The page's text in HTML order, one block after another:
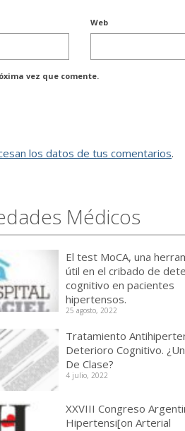
Web
vez que comente.
los datos de tus comentarios.
Médicos
El test MoCA, una
útil en el cribado de
cognitivo en pacientes
hipertensos.
25 agosto, 2022
Tratamiento
Deterioro Cognitivo.
De Clase?
4 julio, 2022
XXVIII Congreso
Hipertensi[on Arterial